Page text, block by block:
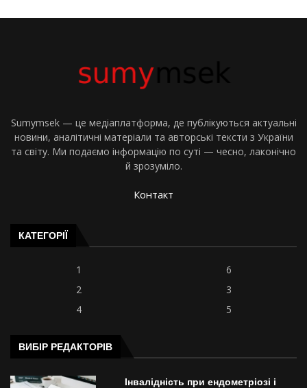
Sumymsek — це медіаплатформа, де публікуються актуальні
новини, аналітичні матеріали та авторські тексти з України
та світу. Ми подаємо інформацію по суті — чесно, лаконічно
й зрозуміло.
Контакт
КАТЕГОРІЇ
1
6
2
3
4
5
ВИБІР РЕДАКТОРІВ
Інвалідність при ендометріозі і